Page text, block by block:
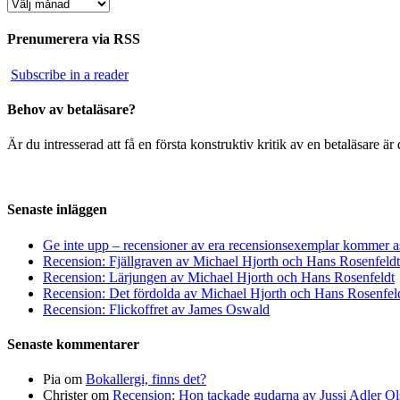
Prenumerera via RSS
Subscribe in a reader
Behov av betaläsare?
Är du intresserad att få en första konstruktiv kritik av en betaläsare
Senaste inläggen
Ge inte upp – recensioner av era recensionsexemplar kommer
Recension: Fjällgraven av Michael Hjorth och Hans Rosenfeldt
Recension: Lärjungen av Michael Hjorth och Hans Rosenfeldt
Recension: Det fördolda av Michael Hjorth och Hans
Recension: Flickoffret av James Oswald
Senaste kommentarer
Pia om Bokallergi, finns det?
Christerom Recension: Hon tackade gudarna av Jussi Adler